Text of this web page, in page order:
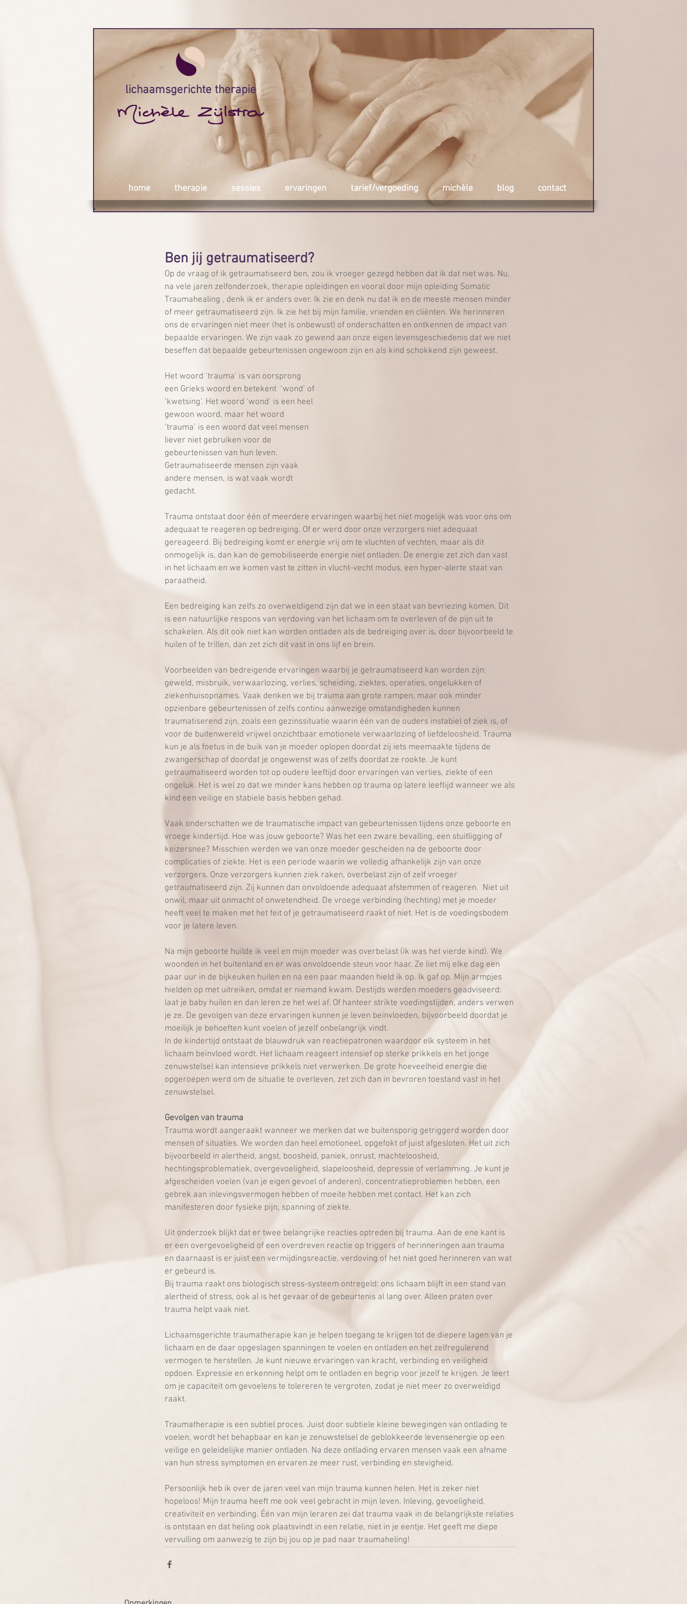
home therapie sessies ervaringen tarief/vergoeding michèle blog contact
lichaamsgerichte therapie
Ben jij getraumatiseerd?
Op de vraag of ik getraumatiseerd ben, zou ik vroeger gezegd hebben dat ik dat niet was. Nu,
na vele jaren zelfonderzoek, therapie opleidingen en vooral door mijn opleiding Somatic
Traumahealing , denk ik er anders over. Ik zie en denk nu dat ik en de meeste mensen minder
of meer getraumatiseerd zijn. Ik zie het bij mijn familie, vrienden en cliënten. We herinneren
ons de ervaringen niet meer (het is onbewust) of onderschatten en ontkennen de impact van
bepaalde ervaringen. We zijn vaak zo gewend aan onze eigen levensgeschiedenis dat we niet
beseffen dat bepaalde gebeurtenissen ongewoon zijn en als kind schokkend zijn geweest. ​
Het woord ‘trauma’ is van oorsprong
een Grieks woord en betekent  ‘wond’ of
’kwetsing’. Het woord ‘wond’ is een heel
gewoon woord, maar het woord
‘trauma’ is een woord dat veel mensen
liever niet gebruiken voor de
gebeurtenissen van hun leven.
Getraumatiseerde mensen zijn vaak
andere mensen, is wat vaak wordt
gedacht.
Trauma ontstaat door één of meerdere ervaringen waarbij het niet mogelijk was voor ons om
adequaat te reageren op bedreiging. Of er werd door onze verzorgers niet adequaat
gereageerd. Bij bedreiging komt er energie vrij om te vluchten of vechten, maar als dit
onmogelijk is, dan kan de gemobiliseerde energie niet ontladen. De energie zet zich dan vast
in het lichaam en we komen vast te zitten in vlucht-vecht modus, een hyper-alerte staat van
paraatheid.
Een bedreiging kan zelfs zo overweldigend zijn dat we in een staat van bevriezing komen. Dit
is een natuurlijke respons van verdoving van het lichaam om te overleven of de pijn uit te
schakelen. Als dit ook niet kan worden ontladen als de bedreiging over is, door bijvoorbeeld te
huilen of te trillen, dan zet zich dit vast in ons lijf en brein.
Voorbeelden van bedreigende ervaringen waarbij je getraumatiseerd kan worden zijn:
geweld, misbruik, verwaarlozing, verlies, scheiding, ziektes, operaties, ongelukken of
ziekenhuisopnames. Vaak denken we bij trauma aan grote rampen, maar ook minder
opzienbare gebeurtenissen of zelfs continu aanwezige omstandigheden kunnen
traumatiserend zijn, zoals een gezinssituatie waarin één van de ouders instabiel of ziek is, of
voor de buitenwereld vrijwel onzichtbaar emotionele verwaarlozing of liefdeloosheid. Trauma
kun je als foetus in de buik van je moeder oplopen doordat zij iets meemaakte tijdens de
zwangerschap of doordat je ongewenst was of zelfs doordat ze rookte. Je kunt
getraumatiseerd worden tot op oudere leeftijd door ervaringen van verlies, ziekte of een
ongeluk. Het is wel zo dat we minder kans hebben op trauma op latere leeftijd wanneer we als
kind een veilige en stabiele basis hebben gehad.
Vaak onderschatten we de traumatische impact van gebeurtenissen tijdens onze geboorte en
vroege kindertijd. Hoe was jouw geboorte? Was het een zware bevalling, een stuitligging of
keizersnee? Misschien werden we van onze moeder gescheiden na de geboorte door
complicaties of ziekte. Het is een periode waarin we volledig afhankelijk zijn van onze
verzorgers. Onze verzorgers kunnen ziek raken, overbelast zijn of zelf vroeger
getraumatiseerd zijn. Zij kunnen dan onvoldoende adequaat afstemmen of reageren.  Niet uit
onwil, maar uit onmacht of onwetendheid. De vroege verbinding (hechting) met je moeder
heeft veel te maken met het feit of je getraumatiseerd raakt of niet. Het is de voedingsbodem
voor je latere leven.
Na mijn geboorte huilde ik veel en mijn moeder was overbelast (ik was het vierde kind). We
woonden in het buitenland en er was onvoldoende steun voor haar. Ze liet mij elke dag een
paar uur in de bijkeuken huilen en na een paar maanden hield ik op. Ik gaf op. Mijn armpjes
hielden op met uitreiken, omdat er niemand kwam. Destijds werden moeders geadviseerd:
laat je baby huilen en dan leren ze het wel af. Of hanteer strikte voedingstijden, anders verwen
je ze. De gevolgen van deze ervaringen kunnen je leven beïnvloeden, bijvoorbeeld doordat je
moeilijk je behoeften kunt voelen of jezelf onbelangrijk vindt.
In de kindertijd ontstaat de blauwdruk van reactiepatronen waardoor elk systeem in het
lichaam beïnvloed wordt. Het lichaam reageert intensief op sterke prikkels en het jonge
zenuwstelsel kan intensieve prikkels niet verwerken. De grote hoeveelheid energie die
opgeroepen werd om de situatie te overleven, zet zich dan in bevroren toestand vast in het
zenuwstelsel.
Gevolgen van trauma
Trauma wordt aangeraakt wanneer we merken dat we buitensporig getriggerd worden door
mensen of situaties. We worden dan heel emotioneel, opgefokt of juist afgesloten. Het uit zich
bijvoorbeeld in alertheid, angst, boosheid, paniek, onrust, machteloosheid,
hechtingsproblematiek, overgevoeligheid, slapeloosheid, depressie of verlamming. Je kunt je
afgescheiden voelen (van je eigen gevoel of anderen), concentratieproblemen hebben, een
gebrek aan inlevingsvermogen hebben of moeite hebben met contact. Het kan zich
manifesteren door fysieke pijn, spanning of ziekte.
Uit onderzoek blijkt dat er twee belangrijke reacties optreden bij trauma. Aan de ene kant is
er een overgevoeligheid of een overdreven reactie op triggers of herinneringen aan trauma
en daarnaast is er juist een vermijdingsreactie, verdoving of het niet goed herinneren van wat
er gebeurd is.
Bij trauma raakt ons biologisch stress-systeem ontregeld: ons lichaam blijft in een stand van
alertheid of stress, ook al is het gevaar of de gebeurtenis al lang over. Alleen praten over
trauma helpt vaak niet.
Lichaamsgerichte traumatherapie kan je helpen toegang te krijgen tot de diepere lagen van je
lichaam en de daar opgeslagen spanningen te voelen en ontladen en het zelfregulerend
vermogen te herstellen. Je kunt nieuwe ervaringen van kracht, verbinding en veiligheid
opdoen. Expressie en erkenning helpt om te ontladen en begrip voor jezelf te krijgen. Je leert
om je capaciteit om gevoelens te tolereren te vergroten, zodat je niet meer zo overweldigd
raakt.
Traumatherapie is een subtiel proces. Juist door subtiele kleine bewegingen van ontlading te
voelen, wordt het behapbaar en kan je zenuwstelsel de geblokkeerde levensenergie op een
veilige en geleidelijke manier ontladen. Na deze ontlading ervaren mensen vaak een afname
van hun stress symptomen en ervaren ze meer rust, verbinding en stevigheid.
Persoonlijk heb ik over de jaren veel van mijn trauma kunnen helen. Het is zeker niet
hopeloos! Mijn trauma heeft me ook veel gebracht in mijn leven. Inleving, gevoeligheid,
creativiteit en verbinding. Één van mijn leraren zei dat trauma vaak in de belangrijkste relaties
is ontstaan en dat heling ook plaatsvindt in een relatie, niet in je eentje. Het geeft me diepe
vervulling om aanwezig te zijn bij jou op je pad naar traumaheling!